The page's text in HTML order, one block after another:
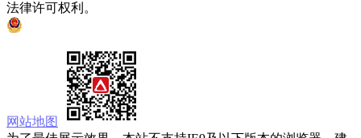
法律许可权利。
网站地图